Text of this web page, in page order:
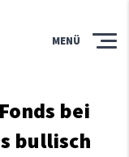
MENÜ
bei
bullisch